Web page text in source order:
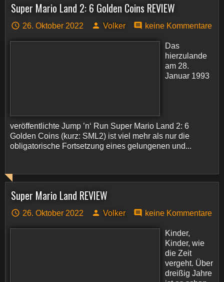
Super Mario Land 2: 6 Golden Coins REVIEW
26. Oktober 2022 Volker keine Kommentare
Das
hierzulande
am 28.
Januar 1993
veröffentlichte Jump ’n‘ Run Super Mario Land 2: 6
Golden Coins (kurz: SML2) ist viel mehr als nur die
obligatorische Fortsetzung eines gelungenen und...
Super Mario Land REVIEW
26. Oktober 2022 Volker keine Kommentare
Kinder,
Kinder, wie
die Zeit
vergeht. Über
dreißig Jahre